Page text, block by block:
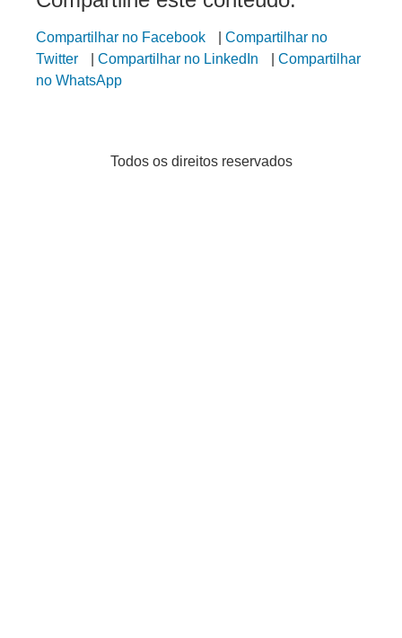
Compartilhar no Facebook
Compartilhar no
Twitter
Compartilhar no LinkedIn
Compartilhar
no WhatsApp
Todos os direitos reservados